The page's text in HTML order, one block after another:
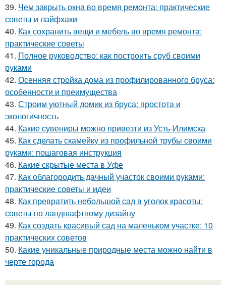
39. Чем закрыть окна во время ремонта: практические
советы и лайфхаки
40. Как сохранить вещи и мебель во время ремонта:
практические советы
41. Полное руководство: как построить сруб своими
руками
42. Осенняя стройка дома из профилированного бруса:
особенности и преимущества
43. Строим уютный домик из бруса: простота и
экологичность
44. Какие сувениры можно привезти из Усть-Илимска
45. Как сделать скамейку из профильной трубы своими
руками: пошаговая инструкция
46. Какие скрытые места в Уфе
47. Как облагородить дачный участок своими руками:
практические советы и идеи
48. Как превратить небольшой сад в уголок красоты:
советы по ландшафтному дизайну
49. Как создать красивый сад на маленьком участке: 10
практических советов
50. Какие уникальные природные места можно найти в
черте города